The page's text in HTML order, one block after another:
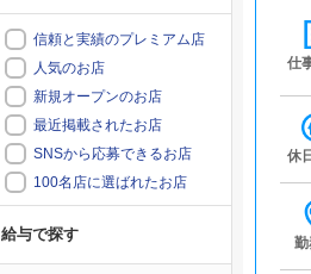
仕
休
信頼と実績のプレミアム店
人気のお店
新規オープンのお店
最近掲載されたお店
SNSから応募できるお店
100名店に選ばれたお店
給与で探す